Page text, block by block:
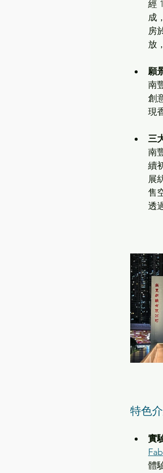
經
成
房
放
願
南
創
現
三
南
續
展
售
透
特色
實
體